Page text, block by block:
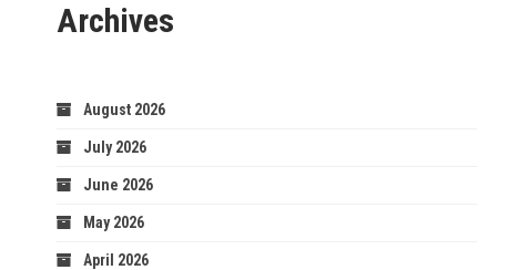
Archives
August 2026
July 2026
June 2026
May 2026
April 2026